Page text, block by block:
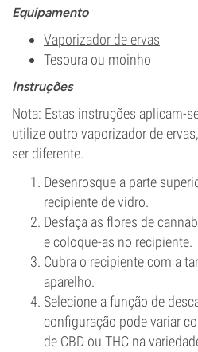
Equipamento
Vaporizador de ervas
Tesoura ou moinho
Instruções
Nota: Estas instruções aplicam-
utilize outro vaporizador de
ser diferente.
Desenrosque a parte
recipiente de vidro.
Desfaça as flores de
e coloque-as no recipiente.
Cubra o recipiente com a
aparelho.
Selecione a função de
configuração pode variar
de CBD ou THC na